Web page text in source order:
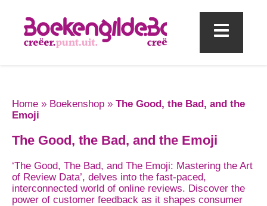
Home » Boekenshop » The Good, the Bad, and the
Emoji
The Good, the Bad, and the Emoji
‘The Good, The Bad, and The Emoji: Mastering the Art
of Review Data’, delves into the fast-paced,
interconnected world of online reviews. Discover the
power of customer feedback as it shapes consumer